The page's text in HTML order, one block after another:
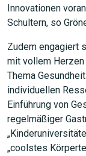
Innovationen
Schultern, so
Zudem engagiert
mit vollem
Thema
individuellen
Einführung von
regelmäßiger
„coolstes